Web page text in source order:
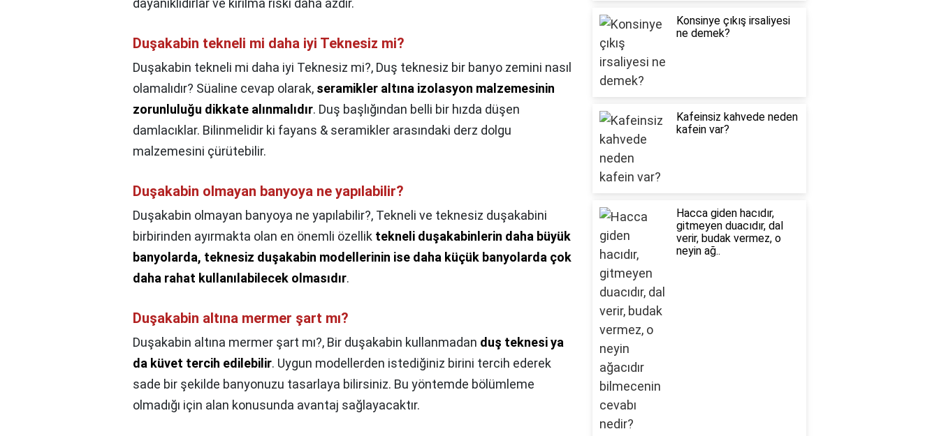
dayanıklıdırlar ve kırılma riski daha azdır.
Duşakabin tekneli mi daha iyi Teknesiz mi?
Duşakabin tekneli mi daha iyi Teknesiz mi?, Duş teknesiz bir banyo zemini nasıl
olamalıdır? Süaline cevap olarak, seramikler altına izolasyon malzemesinin
zorunluluğu dikkate alınmalıdır. Duş başlığından belli bir hızda düşen
damlacıklar. Bilinmelidir ki fayans & seramikler arasındaki derz dolgu
malzemesini çürütebilir.
Duşakabin olmayan banyoya ne yapılabilir?
Duşakabin olmayan banyoya ne yapılabilir?, Tekneli ve teknesiz duşakabini
birbirinden ayırmakta olan en önemli özellik tekneli duşakabinlerin daha büyük
banyolarda, teknesiz duşakabin modellerinin ise daha küçük banyolarda çok
daha rahat kullanılabilecek olmasıdır.
Duşakabin altına mermer şart mı?
Duşakabin altına mermer şart mı?, Bir duşakabin kullanmadan duş teknesi ya
da küvet tercih edilebilir. Uygun modellerden istediğiniz birini tercih ederek
sade bir şekilde banyonuzu tasarlaya bilirsiniz. Bu yöntemde bölümleme
olmadığı için alan konusunda avantaj sağlayacaktır.
Konsinye çıkış irsaliyesi
ne demek?
Kafeinsiz kahvede neden
kafein var?
Hacca giden hacıdır,
gitmeyen duacıdır, dal
verir, budak vermez, o
neyin ağ..